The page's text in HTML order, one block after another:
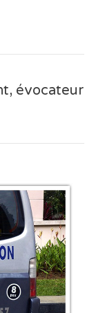
évocateur